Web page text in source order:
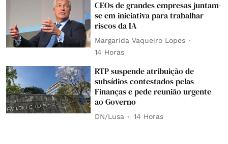
CEOs de grandes empresas juntam-
se em iniciativa para trabalhar
riscos da IA
Margarida Vaqueiro Lopes
14 Horas
RTP suspende atribuição de
subsídios contestados pelas
Finanças e pede reunião urgente
ao Governo
DN/Lusa 14 Horas